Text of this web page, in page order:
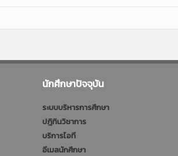
นักศึกษาปัจจุบัน
ระบบบริหารการศึกษา
ปฎิทินวิชาการ
บริการไอที
อีเมลนักศึกษา